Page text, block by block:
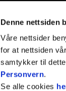
Denne nettsiden
Våre nettsider
for at nettsiden
samtykker til
Personvern.
Se alle cookies